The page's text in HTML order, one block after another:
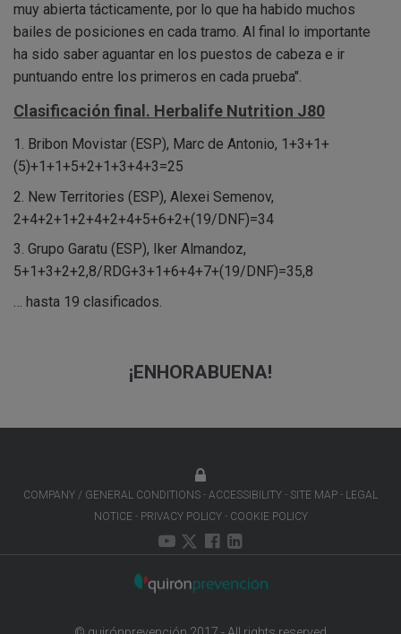
muy abierta tácticamente, por lo que ha habido muchos
bailes de posiciones en cada tramo. Al final lo importante
ha sido saber aguantar en los puestos de cabeza e ir
puntuando entre los primeros en cada prueba".
Clasificación final. Herbalife Nutrition J80
1. Bribon Movistar (ESP), Marc de Antonio, 1+3+1+
(5)+1+1+5+2+1+3+4+3=25
2. New Territories (ESP), Alexei Semenov,
2+4+2+1+2+4+2+4+5+6+2+(19/DNF)=34
3. Grupo Garatu (ESP), Iker Almandoz,
5+1+3+2+2,8/RDG+3+1+6+4+7+(19/DNF)=35,8
… hasta 19 clasificados.
¡ENHORABUENA!
COMPANY / GENERAL CONDITIONS ACCESSIBILITY SITE MAP
LEGAL
NOTICE
PRIVACY POLICY COOKIE POLICY